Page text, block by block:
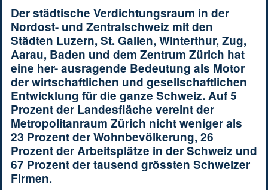
Der städtische Verdichtungsraum in der
Nordost- und Zentralschweiz mit den
Städten Luzern, St. Gallen, Winterthur, Zug,
Aarau, Baden und dem Zentrum Zürich hat
eine her- ausragende Bedeutung als Motor
der wirtschaftlichen und gesellschaftlichen
Entwicklung für die ganze Schweiz. Auf 5
Prozent der Landesfläche vereint der
Metropolitanraum Zürich nicht weniger als
23 Prozent der Wohnbevölkerung, 26
Prozent der Arbeitsplätze in der Schweiz und
67 Prozent der tausend grössten Schweizer
Firmen.